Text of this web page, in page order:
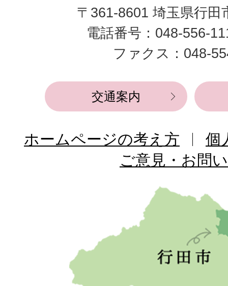
市
役
所
〒361-8601 埼玉県行田
電話番号：048-556-
ファクス：048-
交通案内
ホームページの考え方
個
ご意見・お問